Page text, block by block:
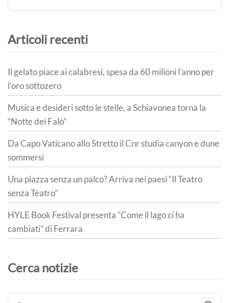
Articoli recenti
Il gelato piace ai calabresi, spesa da 60 milioni l’anno per
l’oro sottozero
Musica e desideri sotto le stelle, a Schiavonea torna la
“Notte dei Falò”
Da Capo Vaticano allo Stretto il Cnr studia canyon e dune
sommersi
Una piazza senza un palco? Arriva nei paesi “Il Teatro
senza Teatro”
HYLE Book Festival presenta “Come il lago ci ha
cambiati” di Ferrara
Cerca notizie